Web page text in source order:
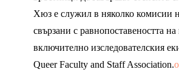
Хюз е служил в няколко комисии
свързани с равнопоставеността на
включително изследователския
Queer Faculty and Staff Association.